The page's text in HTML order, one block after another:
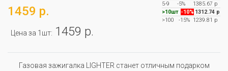
1459 р.
Цена за 1шт: 1459 р.
5-9
-5%
1385.67 р
>10шт -10% 1312.74 р
>100
-15% 1239.81 р
Газовая зажигалка LIGHTER станет отличным подарком